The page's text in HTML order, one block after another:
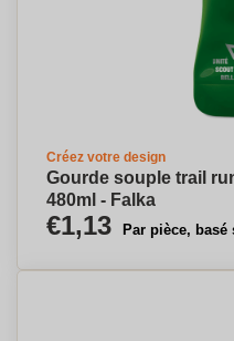
Créez votre design
Gourde souple trail
480ml - Falka
€1,13 Par pièce, basé